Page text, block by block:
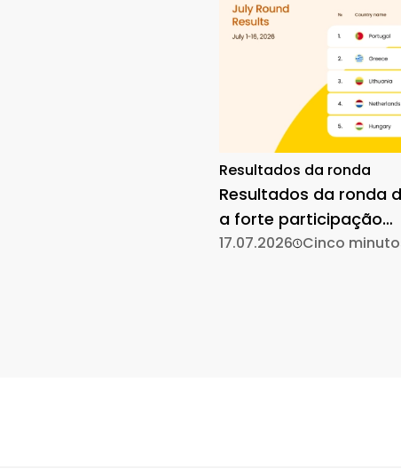
Resultados da ronda
Resultados da ronda
a forte participação
mantém-se
17.07.2026 Cinco